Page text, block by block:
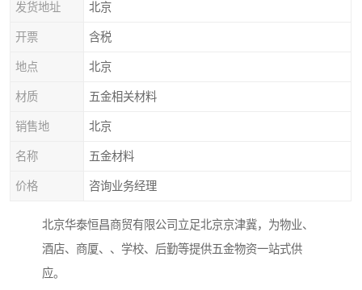
发货地址 北京
开票 含税
地点 北京
材质 五金相关材料
销售地 北京
名称 五金材料
价格 咨询业务经理
北京华泰恒昌商贸有限公司立足北京京津冀，为物业、
酒店、商厦、、学校、后勤等提供五金物资一站式供
应。